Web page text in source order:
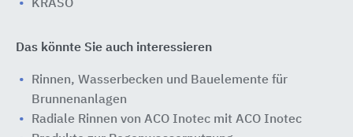
KRASO
Das könnte Sie auch interessieren
Rinnen, Wasserbecken und Bauelemente für
Brunnenanlagen
Radiale Rinnen von ACO Inotec mit ACO Inotec